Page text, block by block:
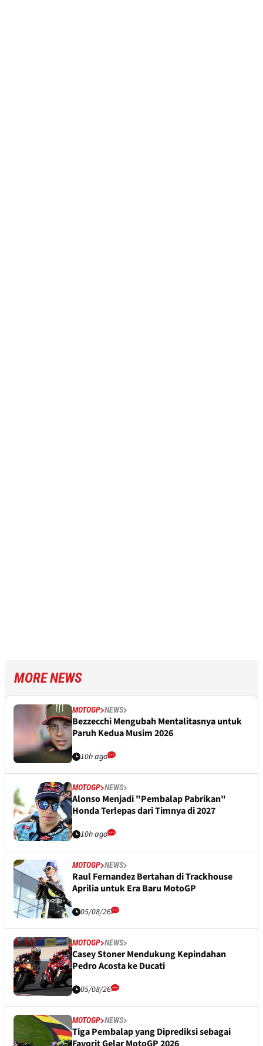
MORE NEWS
MOTOGP NEWS
Bezzecchi Mengubah Mentalitasnya untuk
Paruh Kedua Musim 2026
10h ago
MOTOGP NEWS
Alonso Menjadi "Pembalap Pabrikan"
Honda Terlepas dari Timnya di 2027
10h ago
MOTOGP NEWS
Raul Fernandez Bertahan di Trackhouse
Aprilia untuk Era Baru MotoGP
05/08/26
MOTOGP NEWS
Casey Stoner Mendukung Kepindahan
Pedro Acosta ke Ducati
05/08/26
MOTOGP NEWS
Tiga Pembalap yang Diprediksi sebagai